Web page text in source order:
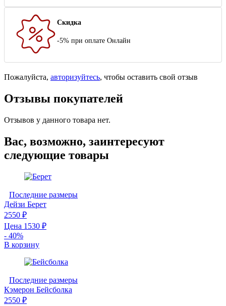
Скидка
-5% при оплате Онлайн
Пожалуйста, авторизуйтесь, чтобы оставить свой отзыв
Отзывы покупателей
Отзывов у данного товара нет.
Вас, возможно, заинтересуют
следующие товары
Последние размеры
Дейзи Берет
2550 ₽
Цена 1530 ₽
- 40%
В корзину
Последние размеры
Кэмерон Бейсболка
2550 ₽